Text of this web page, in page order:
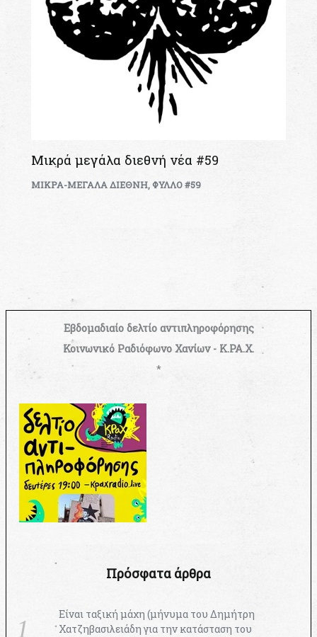
Μικρά μεγάλα διεθνή νέα #59
ΜΙΚΡΑ-ΜΕΓΑΛΑ ΔΙΕΘΝΗ,ΦΥΛΛΟ #59
Εβδομαδιαίο δελτίο αντιπληροφόρησης
Κοινωνικό Ραδιόφωνο Χανίων - Κ.ΡΑ.Χ.
*
Πρόσφατα άρθρα
Είναι ταξική μάχη (μήνυμα του Δημήτρη
Χατζηβασιλειάδη για την κατάσταση του